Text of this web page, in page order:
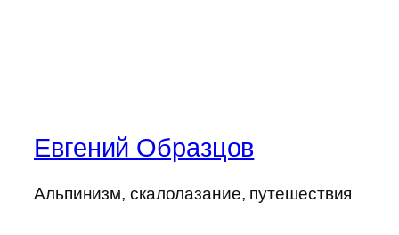
Евгений Образцов
Альпинизм, скалолазание, путешествия